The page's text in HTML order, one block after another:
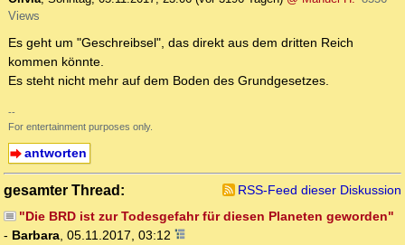
Views
Es geht um "Geschreibsel", das direkt aus dem dritten Reich
kommen könnte.
Es steht nicht mehr auf dem Boden des Grundgesetzes.
--
For entertainment purposes only.
antworten
gesamter Thread:
RSS-Feed dieser Diskussion
"Die BRD ist zur Todesgefahr für diesen Planeten geworden"
- Barbara, 05.11.2017, 03:12